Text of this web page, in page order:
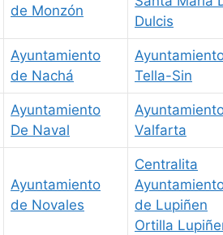
de Monzón
Dulcis
Ayuntamiento
de Nachá
Tella-Sin
Ayuntamiento
De Naval
Valfarta
Ayuntamiento
de Novales
Centralita
de Lupiñen
Ortilla